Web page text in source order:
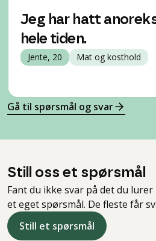
Jeg har hatt
hele tiden.
Jente, 20 Mat og kosthold
Gå til spørsmål og svar
Still oss et spørsmål
Fant du ikke svar på det du
et eget spørsmål. De fleste får
Still et spørsmål